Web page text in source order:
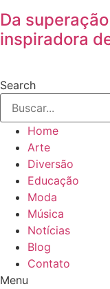
Da
inspiradora
Search
Home
Arte
Diversão
Educação
Moda
Música
Notícias
Blog
Contato
Menu